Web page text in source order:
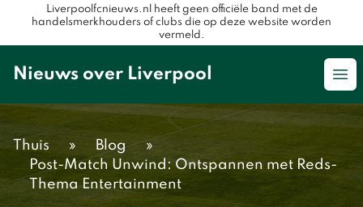
Liverpoolfcnieuws.nl heeft geen officiële band met de
handelsmerkhouders of clubs die op deze website worden
vermeld.
Nieuws over Liverpool
Thuis » Blog
»
Post-Match Unwind: Ontspannen met Reds-
Thema Entertainment